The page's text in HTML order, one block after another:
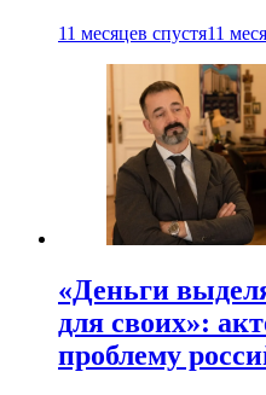
11 месяцев спустя11
«Деньги
для своих»:
проблему